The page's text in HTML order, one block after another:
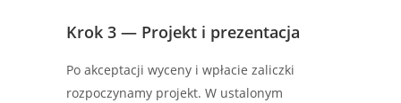
Krok 3 — Projekt i prezentacja
Po akceptacji wyceny i wpłacie zaliczki
rozpoczynamy projekt. W ustalonym